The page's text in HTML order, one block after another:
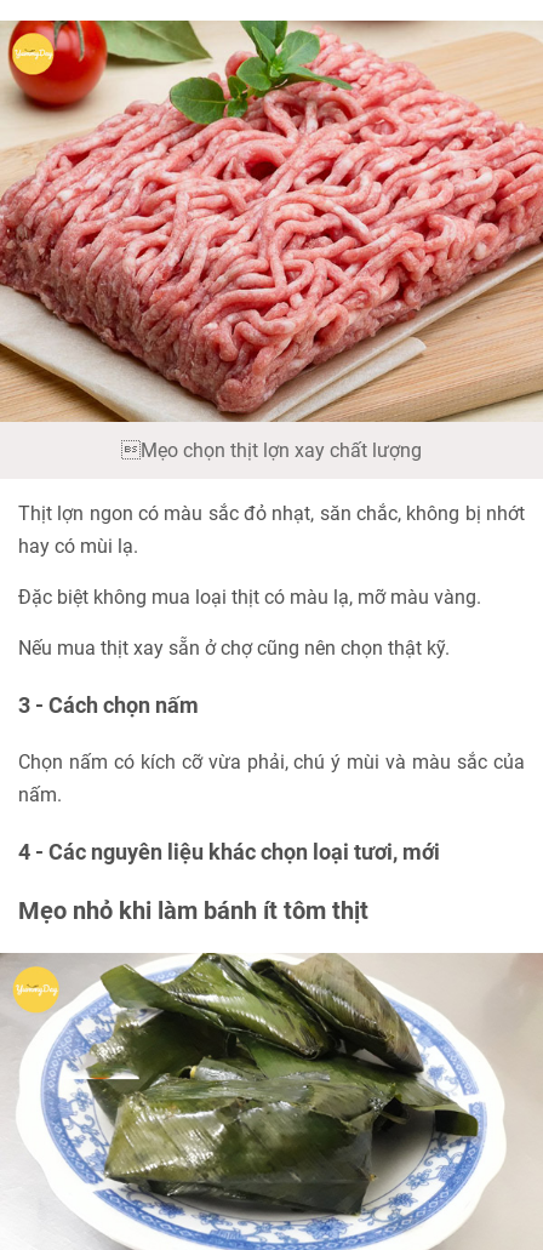
Mẹo chọn thịt lợn xay chất lượng
Thịt lợn ngon có màu sắc đỏ nhạt, săn chắc, không bị nhớt
hay có mùi lạ.
Đặc biệt không mua loại thịt có màu lạ, mỡ màu vàng.
Nếu mua thịt xay sẵn ở chợ cũng nên chọn thật kỹ.
3 - Cách chọn nấm
Chọn nấm có kích cỡ vừa phải, chú ý mùi và màu sắc của
nấm.
4 - Các nguyên liệu khác chọn loại tươi, mới
Mẹo nhỏ khi làm bánh ít tôm thịt